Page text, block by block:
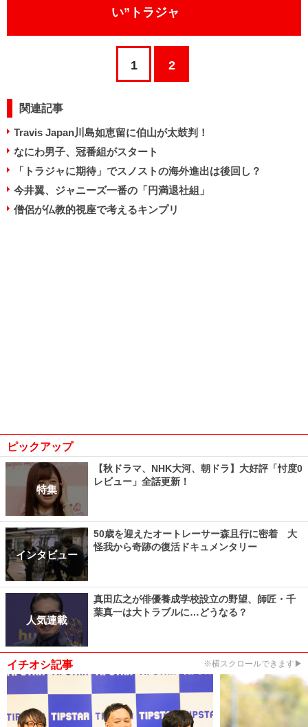
い”トラジャ
1 2
関連記事
Travis Japan川島如恵留に伯山が太鼓判！
なにわ男子、冠番組がスタート
「トラジャに期待」でスノストの海外進出は後回し？
今井翼、ジャニーズ一番の「円満退社組」
僧侶が仏教的視座で考えるキンプリ
ピックアップ
特集
【秋ドラマ、NHK大河、朝ドラ】大好評「忖度0
レビュー」全話更新！
インタビュー
50歳を迎えたオートレーサー森且行に密着 大
怪我から奇跡の復活ドキュメンタリー
人気連載
真田広之が俳優養成学校設立の野望、師匠・千
葉真一は大トラブルに…どうなる？
イチオシ記事 ※横スクロールできます▶